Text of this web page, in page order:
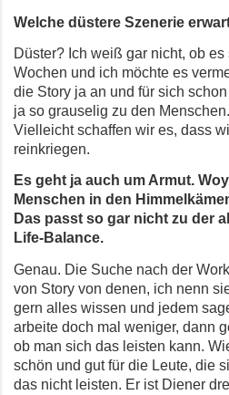
Welche düstere Szenerie
Düster? Ich weiß gar nicht, ob
Wochen und ich möchte es
die Story ja an und für sich
ja so grauselig zu den
Vielleicht schaffen wir es, dass
reinkriegen.
Es geht ja auch um Armut.
Menschen in den
Das passt so gar nicht zu der
Life-Balance.
Genau. Die Suche nach der
von Story von denen, ich nenn
gern alles wissen und jedem
arbeite doch mal weniger, dann
ob man sich das leisten kann.
schön und gut für die Leute, die
das nicht leisten. Er ist Diener